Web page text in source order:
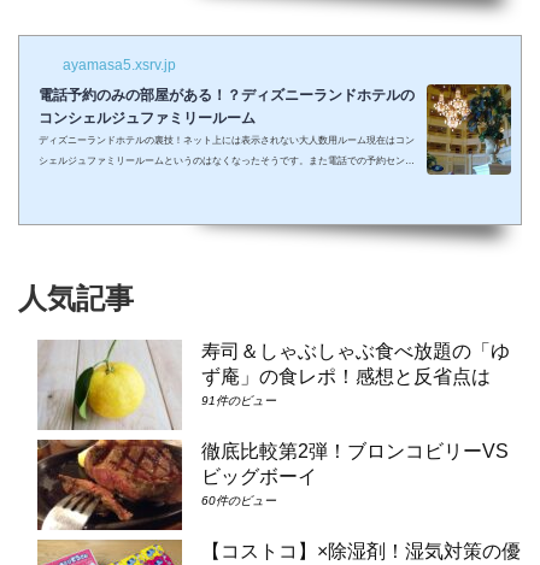
ラした夢の国を可愛い我が子に見せたかったのに・・・。 そんな時、「ディズニーラ...
ayamasa5.xsrv.jp
電話予約のみの部屋がある！？ディズニーランドホテルの
コンシェルジュファミリールーム
ディズニーランドホテルの裏技！ネット上には表示されない大人数用ルーム現在はコン
シェルジュファミリールームというのはなくなったそうです。また電話での予約センタ
ュ・スーペリアルーム（パークビュー）（7-8階）④コンシェルジュ・デラックスルー
人気記事
寿司＆しゃぶしゃぶ食べ放題の「ゆ
ず庵」の食レポ！感想と反省点は
91件のビュー
徹底比較第2弾！ブロンコビリーVS
ビッグボーイ
60件のビュー
【コストコ】×除湿剤！湿気対策の優